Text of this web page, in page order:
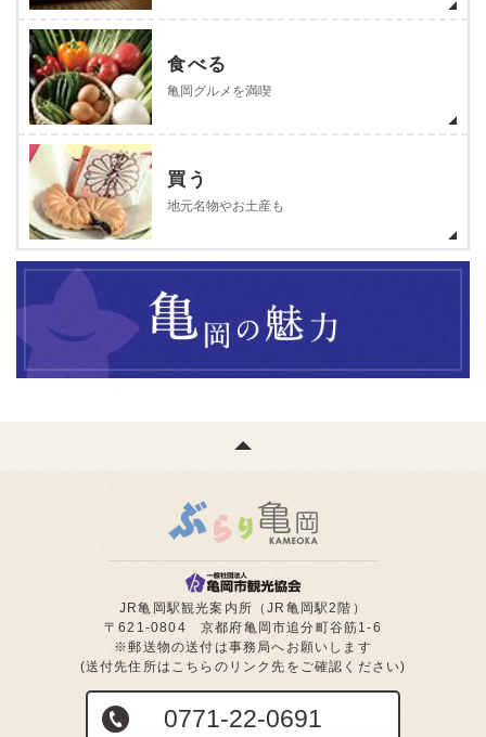
食べる
亀岡グルメを満喫
買う
地元名物やお土産も
JR亀岡駅観光案内所（JR亀岡駅2階）
〒621-0804 京都府亀岡市追分町谷筋1-6
※郵送物の送付は事務局へお願いします
(送付先住所はこちらのリンク先をご確認ください)
0771-22-0691